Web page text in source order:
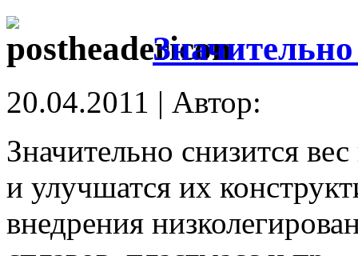
20.04.2011 | Автор:
Значительно снизится
и улучшатся их
внедрения